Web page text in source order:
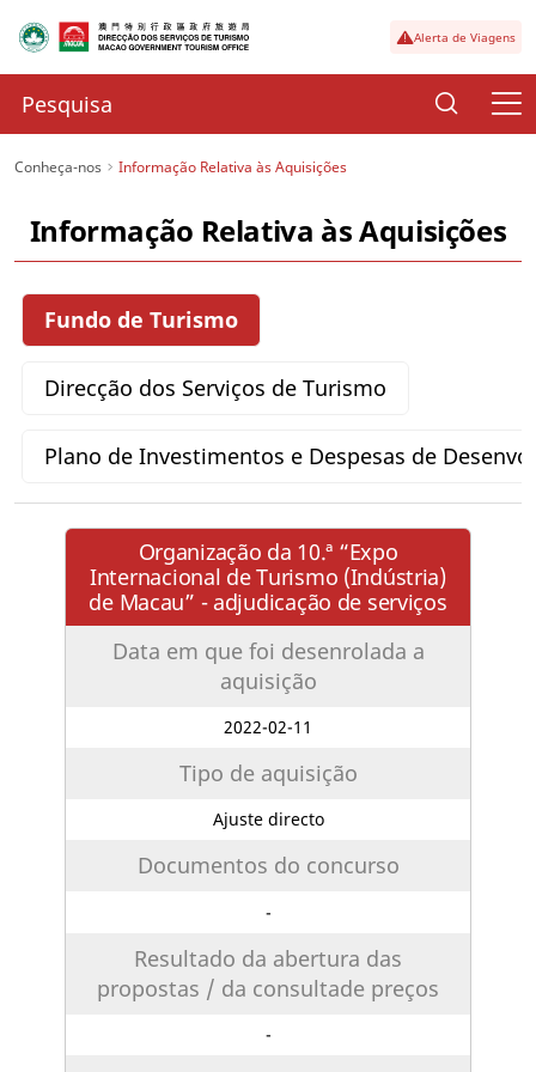
Alerta de Viagens
Conheça-nos Informação Relativa às Aquisições
Informação Relativa às Aquisições
Fundo de Turismo
Direcção dos Serviços de Turismo
Plano de Investimentos e Despesas de
Organização da 10.ª “Expo
Internacional de Turismo (Indústria)
de Macau” - adjudicação de serviços
Data em que foi desenrolada a
aquisição
2022-02-11
Tipo de aquisição
Ajuste directo
Documentos do concurso
-
Resultado da abertura das
propostas / da consultade preços
-